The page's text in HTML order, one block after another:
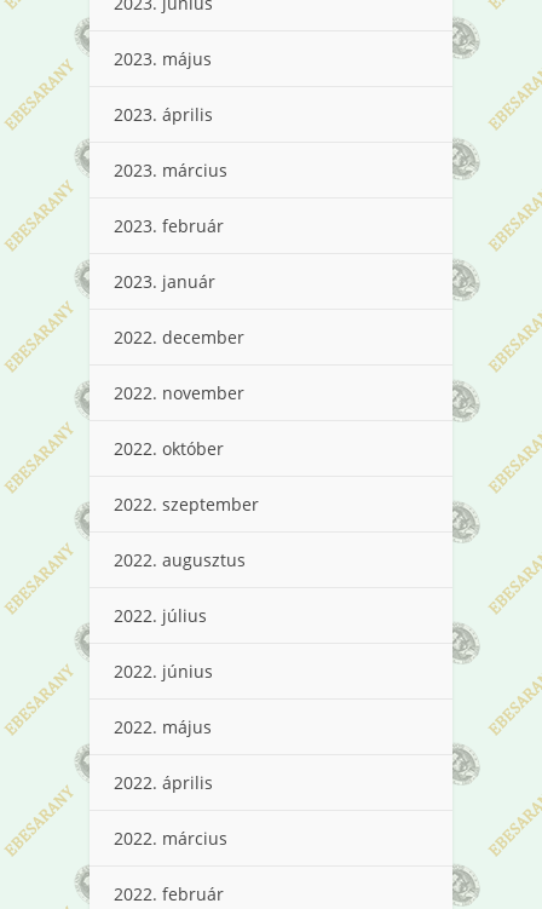
2023. május
2023. április
2023. március
2023. február
2023. január
2022. december
2022. november
2022. október
2022. szeptember
2022. augusztus
2022. július
2022. június
2022. május
2022. április
2022. március
2022. február